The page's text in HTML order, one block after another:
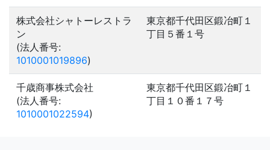
株式会社シャトーレストラ
ン
(法人番号:
1010001019896)
東京都千代田区鍛冶町１
丁目５番１号
千歳商事株式会社
(法人番号:
1010001022594)
東京都千代田区鍛冶町１
丁目１０番１７号